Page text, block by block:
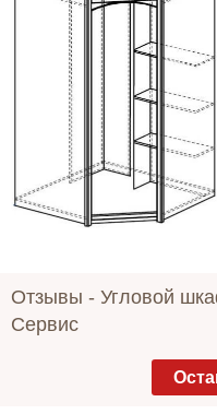
Отзывы - Угловой
Сервис